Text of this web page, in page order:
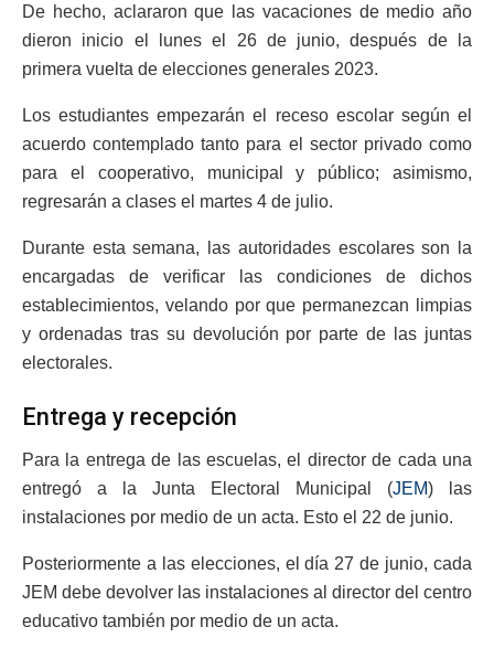
De hecho, aclararon que las vacaciones de medio año
dieron inicio el lunes el 26 de junio, después de la
primera vuelta de elecciones generales 2023.
Los estudiantes empezarán el receso escolar según el
acuerdo contemplado tanto para el sector privado como
para el cooperativo, municipal y público; asimismo,
regresarán a clases el martes 4 de julio.
Durante esta semana, las autoridades escolares son la
encargadas de verificar las condiciones de dichos
establecimientos, velando por que permanezcan limpias
y ordenadas tras su devolución por parte de las juntas
electorales.
Entrega y recepción
Para la entrega de las escuelas, el director de cada una
entregó a la Junta Electoral Municipal (JEM) las
instalaciones por medio de un acta. Esto el 22 de junio.
Posteriormente a las elecciones, el día 27 de junio, cada
JEM debe devolver las instalaciones al director del centro
educativo también por medio de un acta.